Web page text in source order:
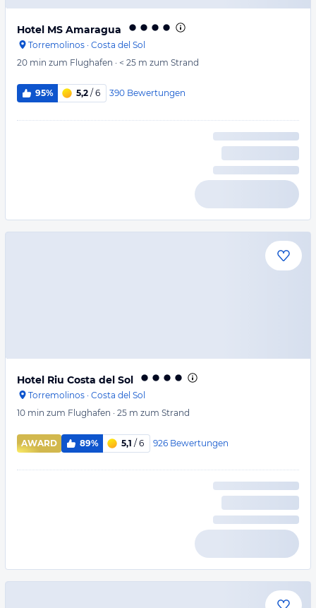
Hotel MS Amaragua
Torremolinos · Costa del Sol
20 min zum Flughafen · < 25 m zum Strand
95% 5,2 / 6 390 Bewertungen
Hotel Riu Costa del Sol
Torremolinos · Costa del Sol
10 min zum Flughafen · 25 m zum Strand
AWARD 89% 5,1 / 6 926 Bewertungen